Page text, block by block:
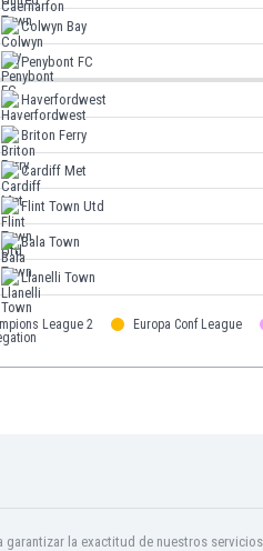
Colwyn Bay
Penybont FC
Haverfordwest
Briton Ferry
Cardiff Met
Flint Town Utd
Bala Town
Llanelli Town
League 2 Europa Conf League
garantizar la exactitud de nuestros